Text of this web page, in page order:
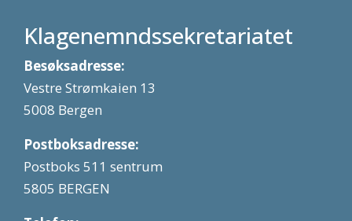
Klagenemndssekretariatet
Besøksadresse:
Vestre Strømkaien 13
5008 Bergen
Postboksadresse:
Postboks 511 sentrum
5805 BERGEN